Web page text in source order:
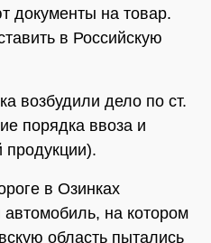
документы на товар.
в Российскую
возбудили дело по ст.
порядка ввоза и
продукции).
в Озинках
на котором
область пытались